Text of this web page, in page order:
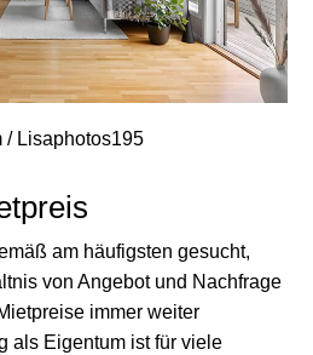
/ Lisaphotos195
am häufigsten gesucht,
von Angebot und Nachfrage
immer weiter
als Eigentum ist für viele